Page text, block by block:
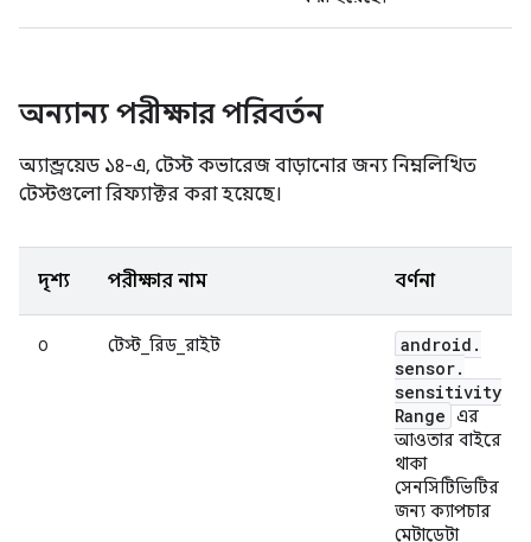
অন্যান্য পরীক্ষার পরিবর্তন
অ্যান্ড্রয়েড ১৪-এ, টেস্ট কভারেজ বাড়ানোর জন্য নিম্নলিখিত
টেস্টগুলো রিফ্যাক্টর করা হয়েছে।
দৃশ্য পরীক্ষার নাম বর্ণনা
০ টেস্ট_রিড_রাইট android .
sensor.
sensitivity
Range এর
আওতার বাইরে
থাকা
সেনসিটিভিটির
জন্য ক্যাপচার
মেটাডেটা